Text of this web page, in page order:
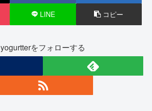
LINE コピー
yogurtterをフォローする